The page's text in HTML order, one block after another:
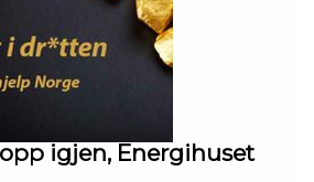
opp igjen, Energihuset